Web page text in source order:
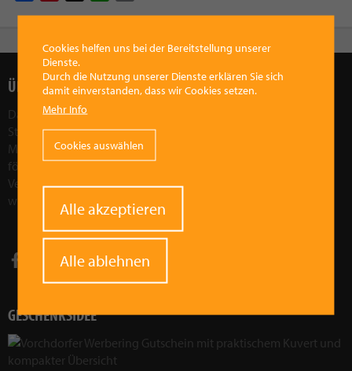
ÜBER UNS
Das Ziel des Vorchdorfer Werberings ist, die wirtschaftliche
Stärkung der Region Vorchdorf. Wir wollen die Attraktivität der
Marktgemeinde Vorchdorf als Wirtschaftsfaktor in der Region
fördern und stärken. Durch gezielte Aktionen und
Veranstaltungen wollen wir Vorchdorf sozial, kulturell und
wirtschaftlich weiterentwickeln.
GESCHENKSIDEE
Cookies helfen uns bei der Bereitstellung unserer
Dienste.
Durch die Nutzung unserer Dienste erklären Sie sich
damit einverstanden, dass wir Cookies setzen.
Mehr Info
Cookies auswählen
Alle akzeptieren
Alle ablehnen